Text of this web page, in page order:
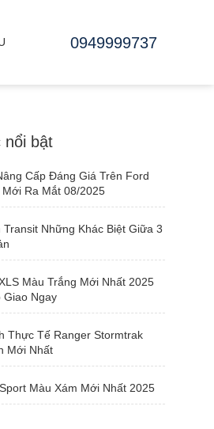
0949999737
nổi bật
Cấp Đáng Giá Trên Ford
Mới Ra Mắt 08/2025
Transit Những Khác Biệt Giữa 3
Màu Trắng Mới Nhất 2025
Giao Ngay
Thực Tế Ranger Stormtrak
Mới Nhất
Màu Xám Mới Nhất 2025